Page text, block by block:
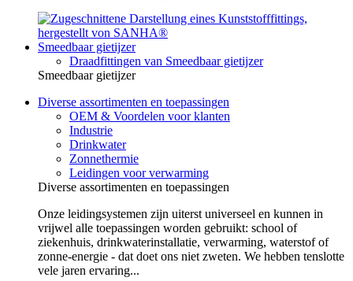
Smeedbaar gietijzer
Draadfittingen van Smeedbaar gietijzer
Smeedbaar gietijzer
Diverse assortimenten en toepassingen
OEM & Voordelen voor klanten
Industrie
Drinkwater
Zonnethermie
Leidingen voor verwarming
Diverse assortimenten en toepassingen
Onze leidingsystemen zijn uiterst universeel en kunnen in
vrijwel alle toepassingen worden gebruikt: school of
ziekenhuis, drinkwaterinstallatie, verwarming, waterstof of
zonne-energie - dat doet ons niet zweten. We hebben tenslotte
vele jaren ervaring...